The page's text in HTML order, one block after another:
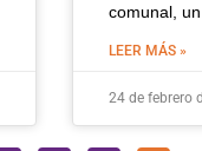
comunal,
LEER MÁS »
24 de febrero